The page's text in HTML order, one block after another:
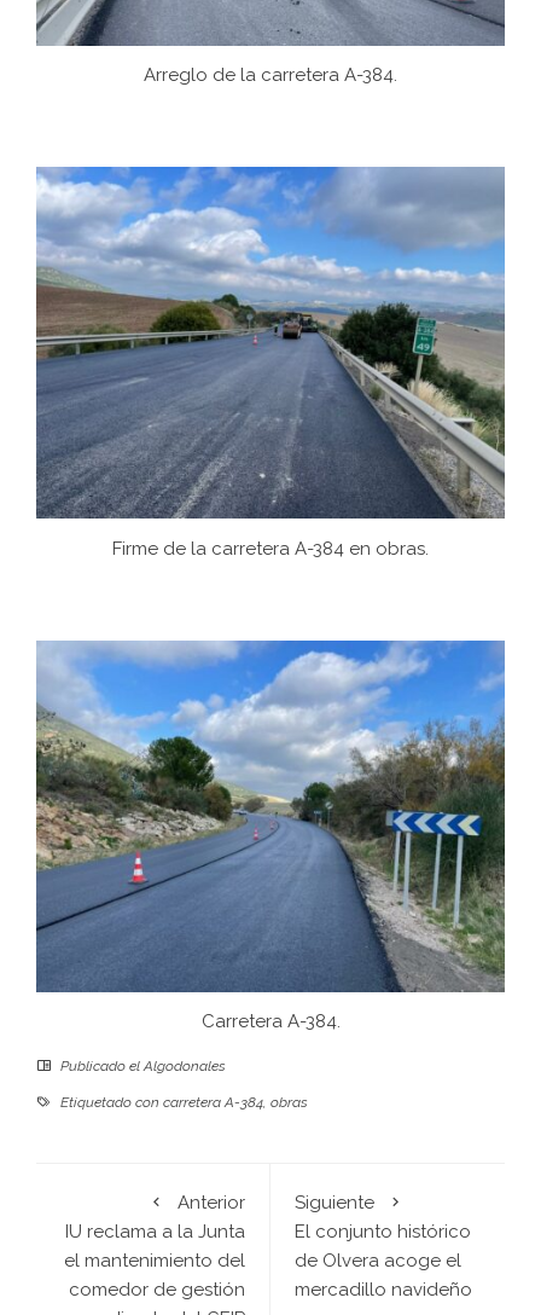
Arreglo de la carretera A-384.
Firme de la carretera A-384 en obras.
Carretera A-384.
Publicado elAlgodonales
Etiquetado con carretera A-384, obras
Anterior
IU reclama a la Junta
el mantenimiento del
comedor de gestión
Siguiente
El conjunto histórico
de Olvera acoge el
mercadillo navideño